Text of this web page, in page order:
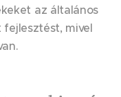
az általános
fejlesztést, mivel